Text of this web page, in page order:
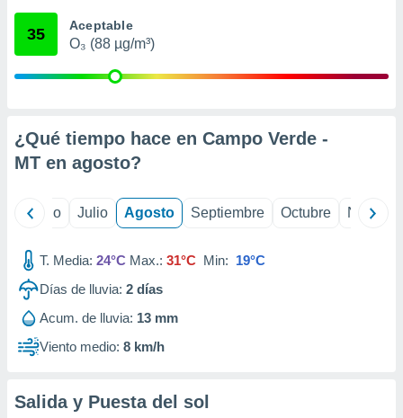
e
publicidad
1199
35 Aceptable
O₃ (88 µg/m³)
¿Qué tiempo hace en Campo Verde -
MT en agosto?
Junio Julio Agosto Septiembre Octubre
T. Media: 24°C Max.: 31°C Min: 19°C
Días de lluvia: 2 días
Acum. de lluvia: 13 mm
Viento medio: 8 km/h
Salida y Puesta del sol